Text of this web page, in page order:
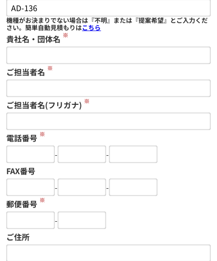
機種がお決まりでない場合は『不明』または『提案希望』とご入力くだ
さい。簡単自動見積もりはこちら
貴社名・団体名 ※
ご担当者名 ※
ご担当者名(フリガナ) ※
電話番号 ※
-
-
FAX番号
-
-
郵便番号 ※
-
ご住所